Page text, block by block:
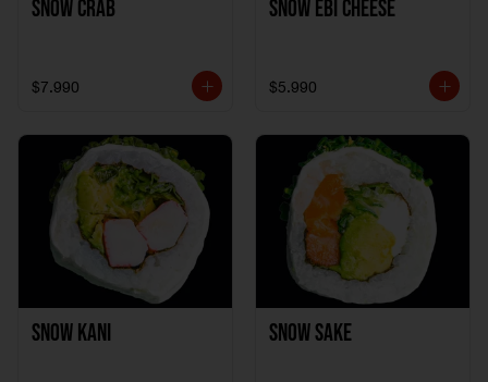
Snow Crab
$7.990
Snow Ebi Cheese
$5.990
Snow Kani Snow Sake